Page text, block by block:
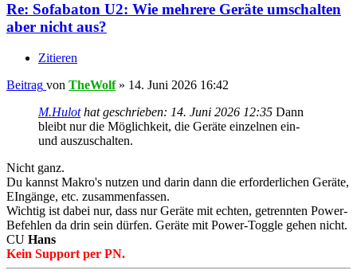
Re: Sofabaton U2: Wie mehrere Geräte umschalten
aber nicht aus?
Zitieren
Beitrag von TheWolf» 14. Juni 2026 16:42
M.Hulothat geschrieben: 14. Juni 2026 12:35 Dann
bleibt nur die Möglichkeit, die Geräte einzelnen ein-
und auszuschalten.
Nicht ganz.
Du kannst Makro's nutzen und darin dann die erforderlichen Geräte,
EIngänge, etc. zusammenfassen.
Wichtig ist dabei nur, dass nur Geräte mit echten, getrennten Power-
Befehlen da drin sein dürfen. Geräte mit Power-Toggle gehen nicht.
CU Hans
Kein Support per PN.